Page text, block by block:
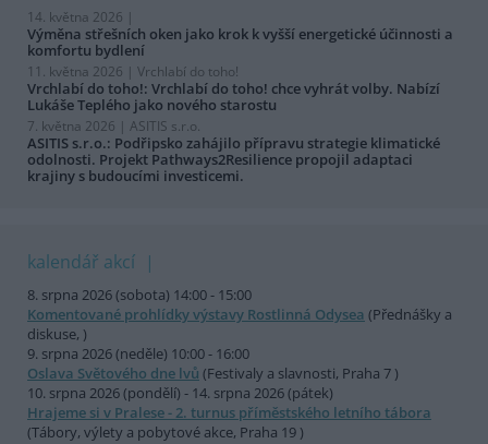
14. května 2026 |
Výměna střešních oken jako krok k vyšší energetické účinnosti a
komfortu bydlení
11. května 2026 | Vrchlabí do toho!
Vrchlabí do toho!: Vrchlabí do toho! chce vyhrát volby. Nabízí
Lukáše Teplého jako nového starostu
7. května 2026 | ASITIS s.r.o.
ASITIS s.r.o.: Podřipsko zahájilo přípravu strategie klimatické
odolnosti. Projekt Pathways2Resilience propojil adaptaci
krajiny s budoucími investicemi.
kalendář akcí
8. srpna 2026 (sobota) 14:00 - 15:00
Komentované prohlídky výstavy Rostlinná Odysea (Přednášky a
diskuse, )
9. srpna 2026 (neděle) 10:00 - 16:00
Oslava Světového dne lvů (Festivaly a slavnosti, Praha 7 )
10. srpna 2026 (pondělí) - 14. srpna 2026 (pátek)
Hrajeme si v Pralese - 2. turnus příměstského letního tábora
(Tábory, výlety a pobytové akce, Praha 19 )